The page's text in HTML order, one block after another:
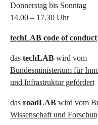
Donnerstag bis Sonntag
14.00 – 17.30 Uhr
techLAB code of conduct
das techLAB wird vom
Bundesministerium für
und Infrastruktur gefördert
das roadLAB wird vom
Wissenschaft und